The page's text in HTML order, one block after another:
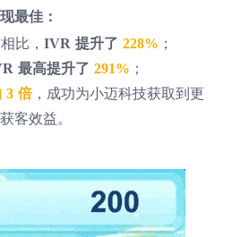
最佳：
比， IVR 提升了 228% ；
最高提升了 291% ；
3 倍，成功为小迈科技获取到更
客效益。